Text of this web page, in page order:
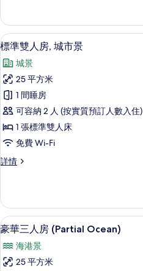
臥
室,
按
摩
浴
缸
的
相
片
1
間
臥
按
摩
浴
缸
詳
情
載
入
所
有
標
準
雙
人
房,
市
景
的
相
片
3
標準雙人房, 城市景
城景
25 平方米
1 間睡房
可容納 2 人 (按實質預訂人數入住)
1 張標準雙人床
免費 Wi-Fi
詳情
標
房,
城
市
詳
情
載
入
所
3
豪華三人房 (Partial Ocean)
海港景
25 平方米